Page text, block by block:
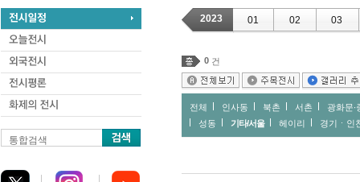
통합검색
2023 01 02 03
0 건
전체 인사동 북촌 서촌
광화문∙
성동
기타/서울 헤이리 경기ㆍ인